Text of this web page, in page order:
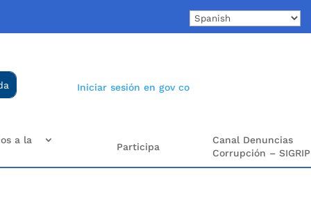
Iniciar sesión en gov co
a la
Participa
Canal Denuncias
Corrupción – SIGRIP